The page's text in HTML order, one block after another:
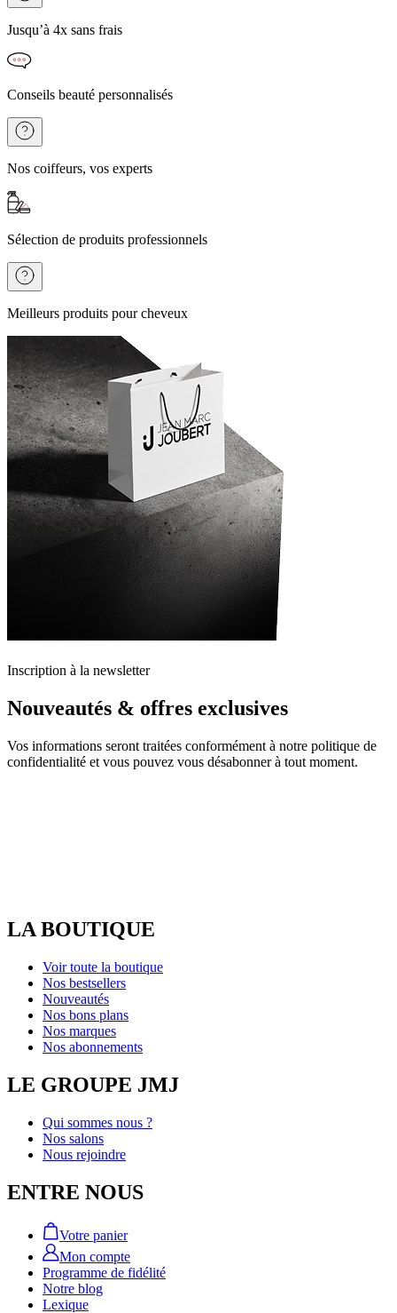
Jusqu’à 4x sans frais
Conseils beauté personnalisés
Nos coiffeurs, vos experts
Sélection de produits professionnels
Meilleurs produits pour cheveux
Inscription à la newsletter
Nouveautés & offres exclusives
Vos informations seront traitées conformément à notre politique de
confidentialité et vous pouvez vous désabonner à tout moment.
LA BOUTIQUE
Voir toute la boutique
Nos bestsellers
Nouveautés
Nos bons plans
Nos marques
Nos abonnements
LE GROUPE JMJ
Qui sommes nous ?
Nos salons
Nous rejoindre
ENTRE NOUS
Votre panier
Mon compte
Programme de fidélité
Notre blog
Lexique